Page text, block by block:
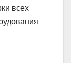
всех